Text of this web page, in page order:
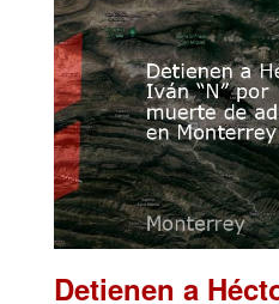
Detienen a